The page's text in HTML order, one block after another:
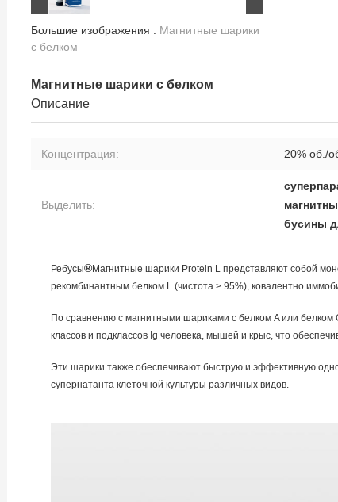
Большие изображения : Магнитные шарики
с белком
Магнитные шарики с белком
Описание
Концентрация: 20% об./
Выделить:
бусины
Ребусы®Магнитные шарики Protein L представляют собой
рекомбинантным белком L (чистота > 95%), ковалентно
По сравнению с магнитными шариками с белком A или
классов и подклассов Ig человека, мышей и крыс, что
Эти шарики также обеспечивают быструю и эффективную
супернатанта клеточной культуры различных видов.